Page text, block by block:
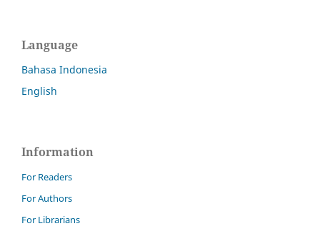
Language
Bahasa Indonesia
English
Information
For Readers
For Authors
For Librarians